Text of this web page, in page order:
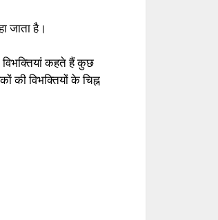
जाता है।
विभक्तियां कहते हैं कुछ
की विभक्तियों के चिह्न